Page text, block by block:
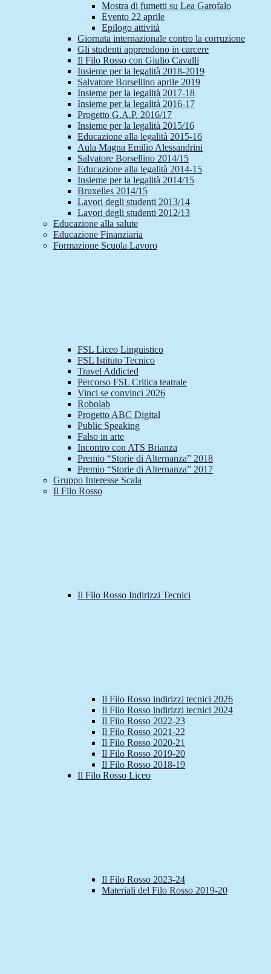
Mostra di fumetti su Lea Garofalo
Evento 22 aprile
Epilogo attività
Giornata internazionale contro la corruzione
Gli studenti apprendono in carcere
Il Filo Rosso con Giulio Cavalli
Insieme per la legalità 2018-2019
Salvatore Borsellino aprile 2019
Insieme per la legalità 2017-18
Insieme per la legalità 2016-17
Progetto G.A.P. 2016/17
Insieme per la legalità 2015/16
Educazione alla legalità 2015-16
Aula Magna Emilio Alessandrini
Salvatore Borsellino 2014/15
Educazione alla legalità 2014-15
Insieme per la legalità 2014/15
Bruxelles 2014/15
Lavori degli studenti 2013/14
Lavori degli studenti 2012/13
Educazione alla salute
Educazione Finanziaria
Formazione Scuola Lavoro
FSL Liceo Linguistico
FSL Istituto Tecnico
Travel Addicted
Percorso FSL Critica teatrale
Vinci se convinci 2026
Robolab
Progetto ABC Digital
Public Speaking
Falso in arte
Incontro con ATS Brianza
Premio “Storie di Alternanza” 2018
Premio “Storie di Alternanza” 2017
Gruppo Interesse Scala
Il Filo Rosso
Il Filo Rosso Indirizzi Tecnici
Il Filo Rosso indirizzi tecnici 2026
Il Filo Rosso indirizzi tecnici 2024
Il Filo Rosso 2022-23
Il Filo Rosso 2021-22
Il Filo Rosso 2020-21
Il Filo Rosso 2019-20
Il Filo Rosso 2018-19
Il Filo Rosso Liceo
Il Filo Rosso 2023-24
Materiali del Filo Rosso 2019-20